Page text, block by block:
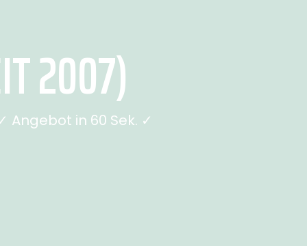
2007)
Angebot in 60 Sek. ✓